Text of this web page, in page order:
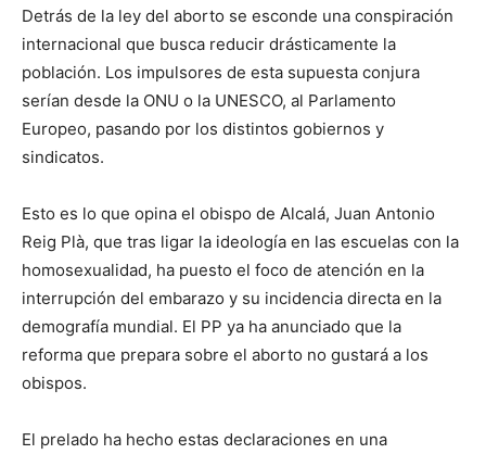
Detrás de la ley del aborto se esconde una conspiración
internacional que busca reducir drásticamente la
población. Los impulsores de esta supuesta conjura
serían desde la ONU o la UNESCO, al Parlamento
Europeo, pasando por los distintos gobiernos y
sindicatos.
Esto es lo que opina el obispo de Alcalá, Juan Antonio
Reig Plà, que tras ligar la ideología en las escuelas con la
homosexualidad, ha puesto el foco de atención en la
interrupción del embarazo y su incidencia directa en la
demografía mundial. El PP ya ha anunciado que la
reforma que prepara sobre el aborto no gustará a los
obispos.
El prelado ha hecho estas declaraciones en una